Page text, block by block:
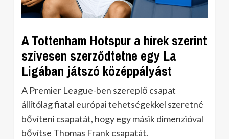
A Tottenham Hotspur a hírek szerint
szívesen szerződtetne egy La
Ligában játszó középpályást
A Premier League-ben szereplő csapat
állítólag fiatal európai tehetségekkel szeretné
bővíteni csapatát, hogy egy másik dimenzióval
bővítse Thomas Frank csapatát.